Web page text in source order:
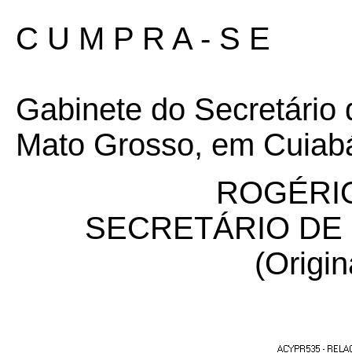
C U M P R A - S E
Gabinete do Secretário
Mato Grosso, em
SECRETÁRIO